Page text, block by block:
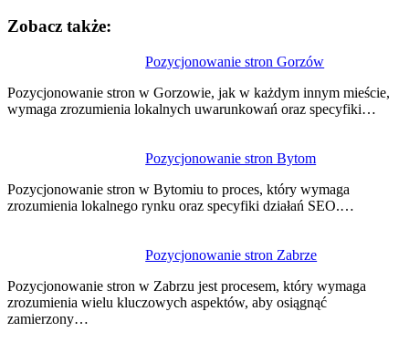
Zobacz także:
Pozycjonowanie stron Gorzów
Pozycjonowanie stron w Gorzowie, jak w każdym innym mieście,
wymaga zrozumienia lokalnych uwarunkowań oraz specyfiki…
Pozycjonowanie stron Bytom
Pozycjonowanie stron w Bytomiu to proces, który wymaga
zrozumienia lokalnego rynku oraz specyfiki działań SEO.…
Pozycjonowanie stron Zabrze
Pozycjonowanie stron w Zabrzu jest procesem, który wymaga
zrozumienia wielu kluczowych aspektów, aby osiągnąć
zamierzony…
wpisu